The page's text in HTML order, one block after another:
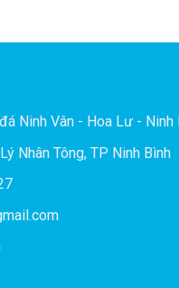
Ninh Vân - Hoa Lư - Ninh
Nhân Tông, TP Ninh Bình